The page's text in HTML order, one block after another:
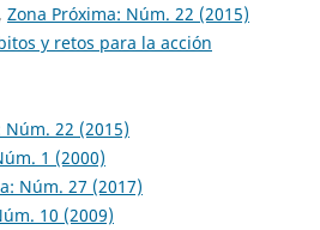
, Zona Próxima: Núm. 22 (2015)
y retos para la acción
22 (2015)
1 (2000)
Núm. 27 (2017)
10 (2009)